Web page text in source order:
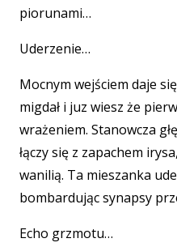
piorunami…
Uderzenie…
Mocnym wejściem daje
migdał i juz wiesz że
wrażeniem. Stanowcza
łączy się z zapachem
wanilią. Ta mieszanka
bombardując synapsy
Echo grzmotu…